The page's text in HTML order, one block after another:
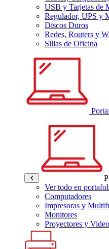
USB y Tarjetas de
Regulador, UPS y
Discos Duros
Redes, Routers y
Sillas de Oficina
Ver todo en
Computadores
Impresoras y
Monitores
Proyectores y